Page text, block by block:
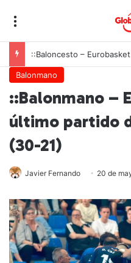
Balonmano
::Balonmano –
último partido
(30-21)
Javier Fernando 20 de